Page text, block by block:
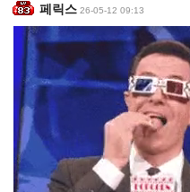
페릭스 26-05-12 09:13